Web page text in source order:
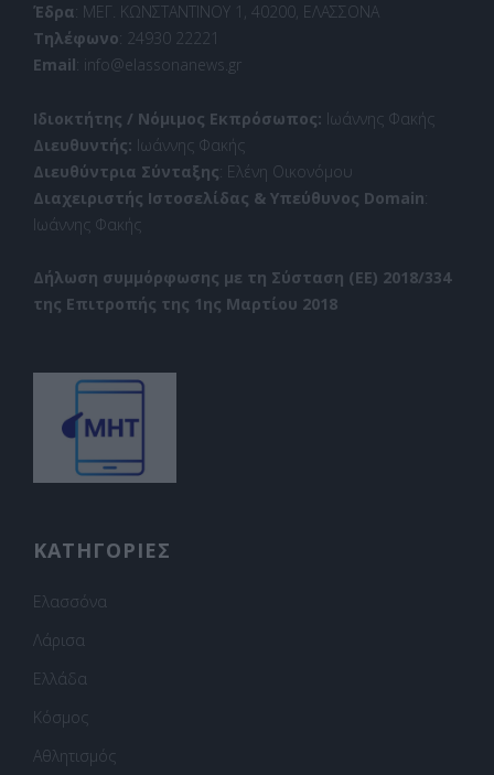
Έδρα: ΜΕΓ. ΚΩΝΣΤΑΝΤΙΝΟΥ 1, 40200, ΕΛΑΣΣΟΝΑ
Τηλέφωνο: 24930 22221
Email: info@elassonanews.gr
Ιδιοκτήτης / Νόμιμος Εκπρόσωπος: Ιωάννης Φακής
Διευθυντής: Ιωάννης Φακής
Διευθύντρια Σύνταξης: Ελένη Οικονόμου
Διαχειριστής Ιστοσελίδας & Υπεύθυνος Domain:
Ιωάννης Φακής
Δήλωση συμμόρφωσης με τη Σύσταση (ΕΕ) 2018/334
της Επιτροπής της 1ης Μαρτίου 2018
ΚΑΤΗΓΟΡΙΕΣ
Ελασσόνα
Λάρισα
Ελλάδα
Κόσμος
Αθλητισμός